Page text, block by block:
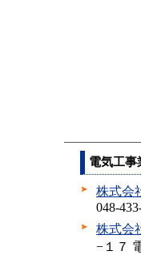
電気工事
株式会
048-
株式会
−１７